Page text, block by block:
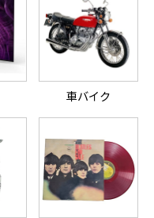
車バイク